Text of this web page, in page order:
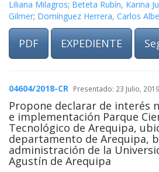
Liliana Milagros; Beteta Rubín, Karina
Gilmer; Domínguez Herrera, Carlos
PDF EXPEDIENTE
04604/2018-CR Presentado: 23 Julio, 2019
Propone declarar de interés
e implementación Parque
Tecnológico de Arequipa,
departamento de Arequipa,
administración de la
Agustín de Arequipa